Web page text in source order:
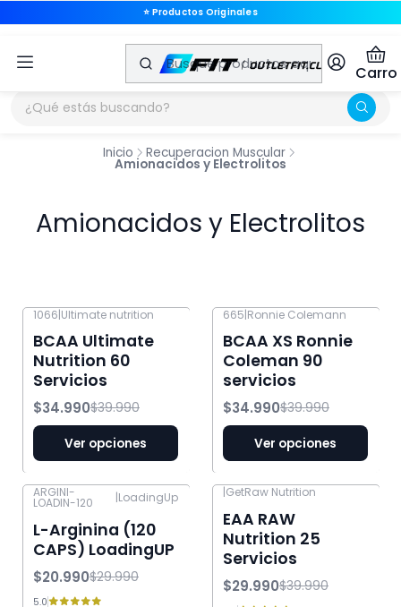
⭐ Productos Originales
Carro
Inicio Recuperacion Muscular
Amionacidos y Electrolitos
Amionacidos y Electrolitos
1066|Ultimate nutrition
BCAA Ultimate
Nutrition 60
Servicios
$34.990$39.990
Ver opciones
665|Ronnie Colemann
BCAA XS Ronnie
Coleman 90
servicios
$34.990$39.990
Ver opciones
-30% OFF
ARGINI-
LOADIN-120 |LoadingUp
L-Arginina (120
CAPS) LoadingUP
$20.990$29.990
5.0
|GetRaw Nutrition
EAA RAW
Nutrition 25
Servicios
$29.990$39.990
⭐ Productos Originales